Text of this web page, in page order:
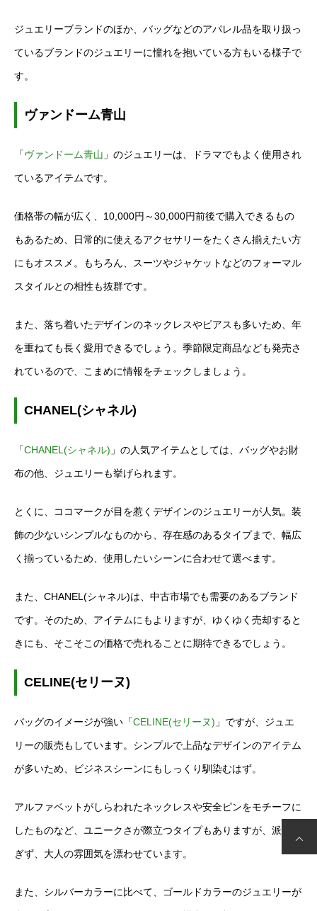
ジュエリーブランドのほか、バッグなどのアパレル品を取り扱っ
ているブランドのジュエリーに憧れを抱いている方もいる様子で
す。
ヴァンドーム青山
「ヴァンドーム青山 」のジュエリーは、ドラマでもよく使用され
ているアイテムです。
価格帯の幅が広く、10,000円～30,000円前後で購入できるもの
もあるため、日常的に使えるアクセサリーをたくさん揃えたい方
にもオススメ。もちろん、スーツやジャケットなどのフォーマル
スタイルとの相性も抜群です。
また、落ち着いたデザインのネックレスやピアスも多いため、年
を重ねても長く愛用できるでしょう。季節限定商品なども発売さ
れているので、こまめに情報をチェックしましょう。
CHANEL(シャネル)
「CHANEL(シャネル) 」の人気アイテムとしては、バッグやお財
布の他、ジュエリーも挙げられます。
とくに、ココマークが目を惹くデザインのジュエリーが人気。装
飾の少ないシンプルなものから、存在感のあるタイプまで、幅広
く揃っているため、使用したいシーンに合わせて選べます。
また、CHANEL(シャネル)は、中古市場でも需要のあるブランド
です。そのため、アイテムにもよりますが、ゆくゆく売却すると
きにも、そこそこの価格で売れることに期待できるでしょう。
CELINE(セリーヌ)
バッグのイメージが強い「CELINE(セリーヌ) 」ですが、ジュエ
リーの販売もしています。シンプルで上品なデザインのアイテム
が多いため、ビジネスシーンにもしっくり馴染むはず。
アルファベットがしらわれたネックレスや安全ピンをモチーフに
したものなど、ユニークさが際立つタイプもありますが、派手過
ぎず、大人の雰囲気を漂わせています。
また、シルバーカラーに比べて、ゴールドカラーのジュエリーが